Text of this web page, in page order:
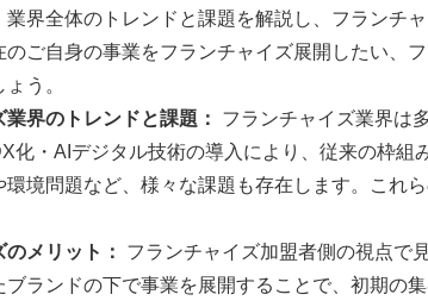
業界全体のトレンドと課題を解説し、フランチ
のご自身の事業をフランチャイズ展開したい、
う。
界のトレンドと課題：
フランチャイズ業界は
化・AIデジタル技術の導入により、従来の枠組
環境問題など、様々な課題も存在します。これ
メリット：
フランチャイズ加盟者側の視点で
ブランドの下で事業を展開することで、初期の